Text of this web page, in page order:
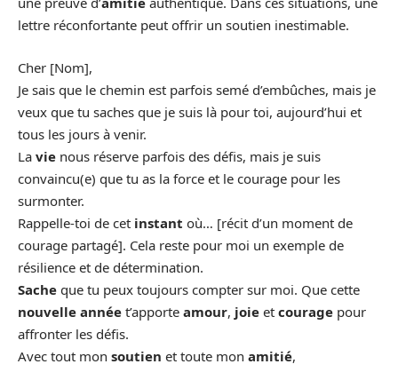
lettre réconfortante peut offrir un soutien inestimable.
Cher [Nom],
Je sais que le chemin est parfois semé d’embûches, mais je
veux que tu saches que je suis là pour toi, aujourd’hui et
tous les jours à venir.
La vie nous réserve parfois des défis, mais je suis
convaincu(e) que tu as la force et le courage pour les
surmonter.
Rappelle-toi de cet instant où… [récit d’un moment de
courage partagé]. Cela reste pour moi un exemple de
résilience et de détermination.
Sache que tu peux toujours compter sur moi. Que cette
nouvelle année t’apporte amour, joie et courage pour
affronter les défis.
Avec tout mon soutien et toute mon amitié,